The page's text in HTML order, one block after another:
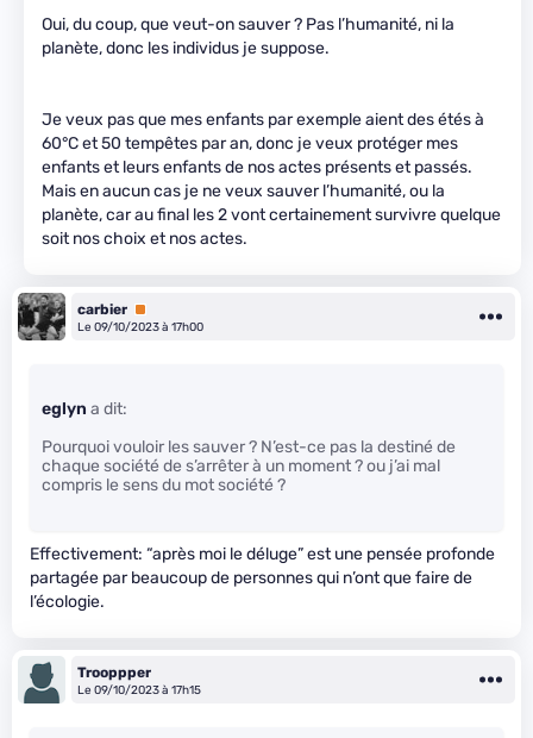
Oui, du coup, que veut-on sauver ? Pas l’humanité, ni la
planète, donc les individus je suppose.
Je veux pas que mes enfants par exemple aient des étés à
60°C et 50 tempêtes par an, donc je veux protéger mes
enfants et leurs enfants de nos actes présents et passés.
Mais en aucun cas je ne veux sauver l’humanité, ou la
planète, car au final les 2 vont certainement survivre quelque
soit nos choix et nos actes.
carbier Premium
Le 09/10/2023 à 17h00
eglyn a dit:
Pourquoi vouloir les sauver ? N’est-ce pas la destiné de
chaque société de s’arrêter à un moment ? ou j’ai mal
compris le sens du mot société ?
Effectivement: “après moi le déluge” est une pensée profonde
partagée par beaucoup de personnes qui n’ont que faire de
l’écologie.
Trooppper
Le 09/10/2023 à 17h15